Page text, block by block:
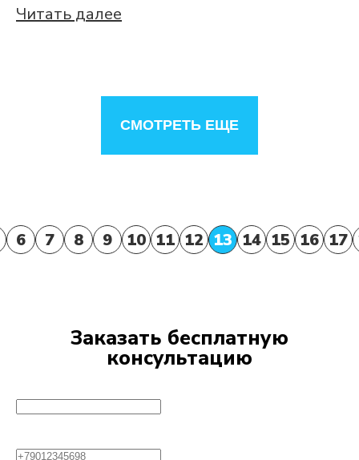
Читать далее
СМОТРЕТЬ ЕЩЕ
6 7 8 9 10 11 12 13 14 15 16 17
Заказать бесплатную
консультацию